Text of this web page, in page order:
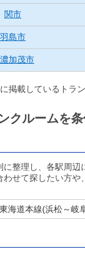
関市
羽島市
加茂市
掲載しているトラ
クルームを
に整理し、各駅周
せて探したい方や
海道本線(浜松～岐